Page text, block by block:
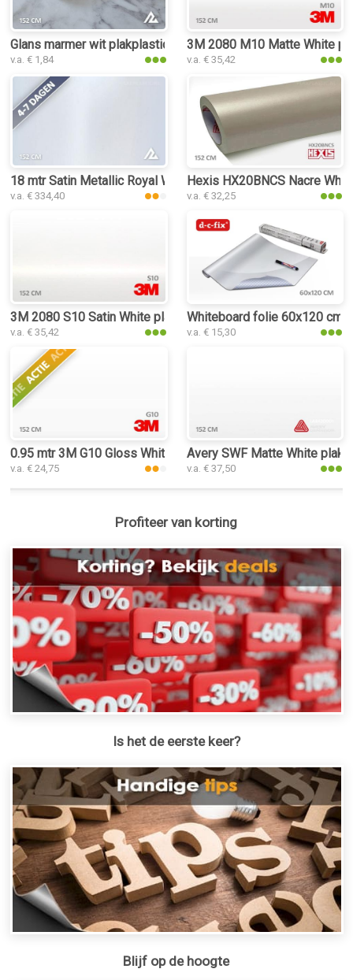
Glans marmer wit plakplastic
v.a. € 1,84
3M 2080 M10 Matte White
v.a. € 35,42
18 mtr Satin Metallic Royal White 3110 plakplastic
v.a. € 334,40
Hexis HX20BNCS Nacre
v.a. € 32,25
3M 2080 S10 Satin White plakplastic
v.a. € 35,42
Whiteboard folie 60x120 cm
v.a. € 15,30
0.95 mtr 3M G10 Gloss White
v.a. € 24,75
Avery SWF Matte White
v.a. € 37,50
Profiteer van korting
Is het de eerste keer?
Blijf op de hoogte